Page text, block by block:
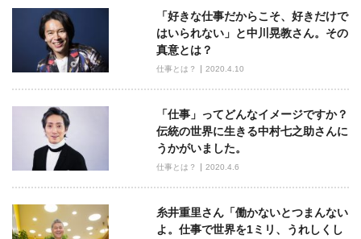
ン
「好きな仕事だからこそ、好きだけで
はいられない」と中川晃教さん。その
真意とは？
仕事とは？ 2020.4.10
「仕事」ってどんなイメージですか？
伝統の世界に生きる中村七之助さんに
うかがいました。
仕事とは？ 2020.4.6
糸井重里さん「働かないとつまんない
よ。仕事で世界を1ミリ、うれしくし